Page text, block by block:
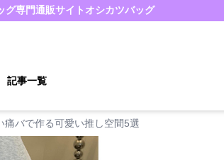
グ専門通販サイト オシカツバッグ
記事一覧
痛バで作る可愛い推し空間5選